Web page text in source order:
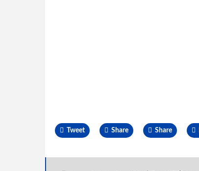
Tweet Share Share